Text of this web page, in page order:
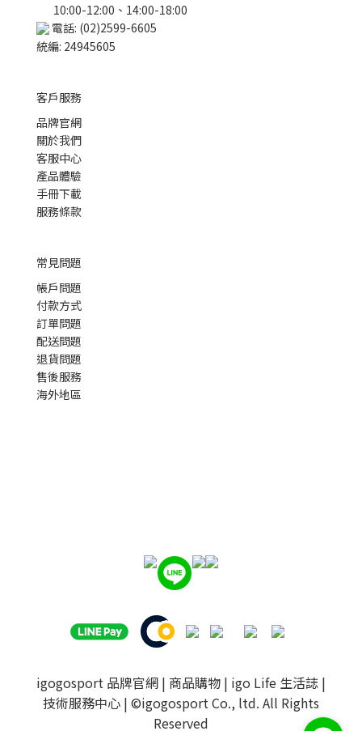
10:00-12:00、14:00-18:00
電話: (02)2599-6605
統編: 24945605
客戶服務
品牌官網
關於我們
客服中心
產品體驗
手冊下載
服務條款
常見問題
帳戶問題
付款方式
訂單問題
配送問題
退貨問題
售後服務
海外地區
igogosport 品牌官網 | 商品購物 | igo Life 生活誌 |
技術服務中心 | ©igogosport Co., ltd. All Rights
Reserved